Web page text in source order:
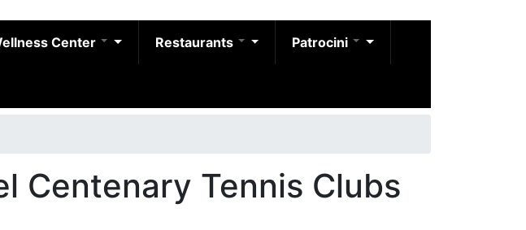
Center Restaurants Patrocini
Centenary Tennis Clubs